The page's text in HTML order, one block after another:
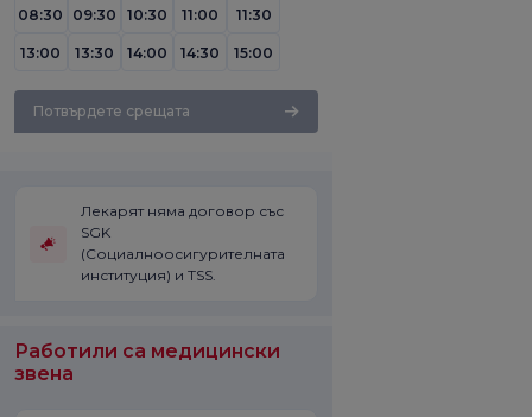
08:30 09:30 10:30 11:00 11:30
13:00 13:30 14:00 14:30 15:00
Потвърдете срещата
Лекарят няма договор със
SGK
(Социалноосигурителната
институция) и TSS.
Работили са медицински
звена